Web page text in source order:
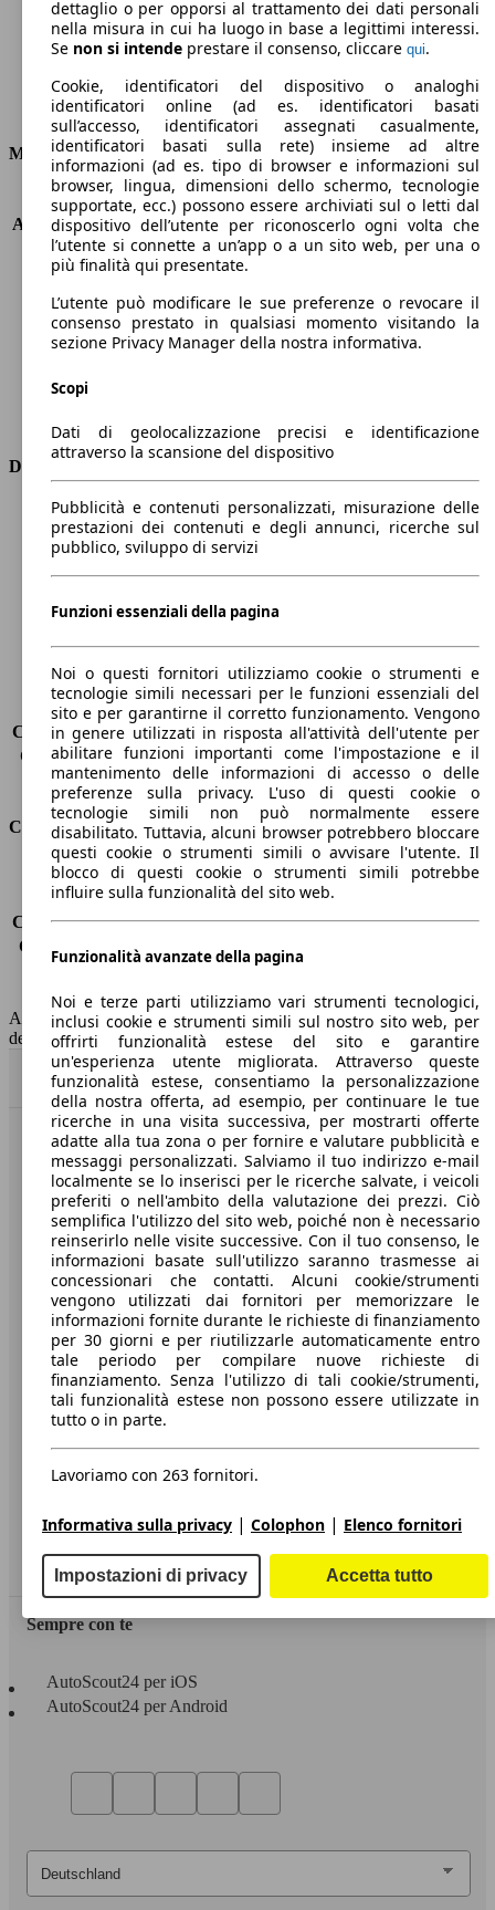
Consumi
Motore e Prestazioni
KW (PS)
85 kW (115 PS)
Accelerazione (0-100 km/h)
11.0s
Velocità massima (km/h)
189 km/h
Numero di marce
7
Coppia
250 nm
Cilindrata
1968 ccm
Carburante
Diesel
Trasmissione
Dimensioni
Lunghezza
4380 mm
Altezza
1620 mm
Larghezza
Peso massimo
2005 kg
Sedili
5
Carico sul tetto
-
Capacità di traino (senza freni) -
Capacità di traino (con freni)
-
Volume del bagagliaio
521 - 1810 l
Consumi
Emissioni di CO2*
109 g/km (komb.)
Consumo (urbano)
-
Consumo (extra-urbano) -
Consumo (combinato)*
4.1 l/100km
Capacità del serbatoio
50 l
AutoScout24 non si assume alcuna responsabilità per la correttezza
dei dati.
Torna su
Benvenuti su AutoScout24, il mercato auto europeo.
Società
A proposito di AutoScout24
Stampa
Media
Condizioni generali
Informazioni
Privacy
Dichiarazione di Accessibilità
Servizi
Area rivenditori
Sempre con te
AutoScout24 per iOS
AutoScout24 per Android
dettaglio o per opporsi al trattamento dei dati personali
nella misura in cui ha luogo in base a legittimi interessi.
Se non si intende prestare il consenso, cliccare qui.
Cookie, identificatori del dispositivo o analoghi
identificatori online (ad es. identificatori basati
sull’accesso, identificatori assegnati casualmente,
identificatori basati sulla rete) insieme ad altre
informazioni (ad es. tipo di browser e informazioni sul
browser, lingua, dimensioni dello schermo, tecnologie
supportate, ecc.) possono essere archiviati sul o letti dal
dispositivo dell’utente per riconoscerlo ogni volta che
l’utente si connette a un’app o a un sito web, per una o
più finalità qui presentate.
L’utente può modificare le sue preferenze o revocare il
consenso prestato in qualsiasi momento visitando la
sezione Privacy Manager della nostra informativa.
Scopi
Dati di geolocalizzazione precisi e identificazione
attraverso la scansione del dispositivo
Pubblicità e contenuti personalizzati, misurazione delle
prestazioni dei contenuti e degli annunci, ricerche sul
pubblico, sviluppo di servizi
Funzioni essenziali della pagina
Noi o questi fornitori utilizziamo cookie o strumenti e
tecnologie simili necessari per le funzioni essenziali del
sito e per garantirne il corretto funzionamento. Vengono
in genere utilizzati in risposta all'attività dell'utente per
abilitare funzioni importanti come l'impostazione e il
mantenimento delle informazioni di accesso o delle
preferenze sulla privacy. L'uso di questi cookie o
tecnologie simili non può normalmente essere
disabilitato. Tuttavia, alcuni browser potrebbero bloccare
questi cookie o strumenti simili o avvisare l'utente. Il
blocco di questi cookie o strumenti simili potrebbe
influire sulla funzionalità del sito web.
Funzionalità avanzate della pagina
Noi e terze parti utilizziamo vari strumenti tecnologici,
inclusi cookie e strumenti simili sul nostro sito web, per
offrirti funzionalità estese del sito e garantire
un'esperienza utente migliorata. Attraverso queste
funzionalità estese, consentiamo la personalizzazione
della nostra offerta, ad esempio, per continuare le tue
ricerche in una visita successiva, per mostrarti offerte
adatte alla tua zona o per fornire e valutare pubblicità e
messaggi personalizzati. Salviamo il tuo indirizzo e-mail
localmente se lo inserisci per le ricerche salvate, i veicoli
preferiti o nell'ambito della valutazione dei prezzi. Ciò
semplifica l'utilizzo del sito web, poiché non è necessario
reinserirlo nelle visite successive. Con il tuo consenso, le
informazioni basate sull'utilizzo saranno trasmesse ai
concessionari che contatti. Alcuni cookie/strumenti
vengono utilizzati dai fornitori per memorizzare le
informazioni fornite durante le richieste di finanziamento
per 30 giorni e per riutilizzarle automaticamente entro
tale periodo per compilare nuove richieste di
finanziamento. Senza l'utilizzo di tali cookie/strumenti,
tali funzionalità estese non possono essere utilizzate in
tutto o in parte.
Lavoriamo con 263 fornitori.
Informativa sulla privacy | Colophon | Elenco fornitori
Impostazioni di privacy Accetta tutto